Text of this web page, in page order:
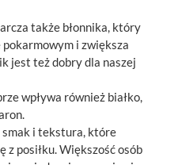
także błonnika, który
i zwiększa
jest też dobry dla naszej
wpływa również białko,
i tekstura, które
z posiłku. Większość osób